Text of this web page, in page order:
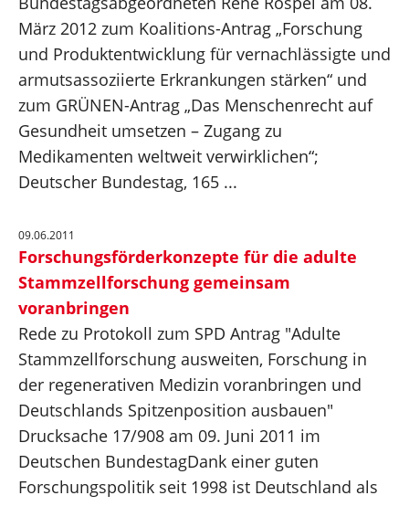
März 2012 zum Koalitions-Antrag „Forschung
und Produktentwicklung für vernachlässigte und
armutsassoziierte Erkrankungen stärken“ und
zum GRÜNEN-Antrag „Das Menschenrecht auf
Gesundheit umsetzen – Zugang zu
Medikamenten weltweit verwirklichen“;
Deutscher Bundestag, 165 ...
09.06.2011
Forschungsförderkonzepte für die adulte
Stammzellforschung gemeinsam
voranbringen
Rede zu Protokoll zum SPD Antrag "Adulte
Stammzellforschung ausweiten, Forschung in
der regenerativen Medizin voranbringen und
Deutschlands Spitzenposition ausbauen"
Drucksache 17/908 am 09. Juni 2011 im
Deutschen BundestagDank einer guten
Forschungspolitik seit 1998 ist Deutschland als